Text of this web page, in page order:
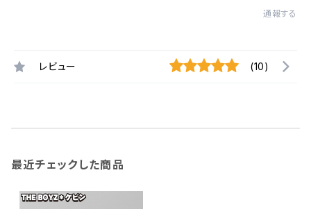
通報する
レビュー (10)
最近チェックした商品